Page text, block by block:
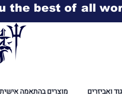
the best of all
ואביזרים מוצרים בהתאמה אישית